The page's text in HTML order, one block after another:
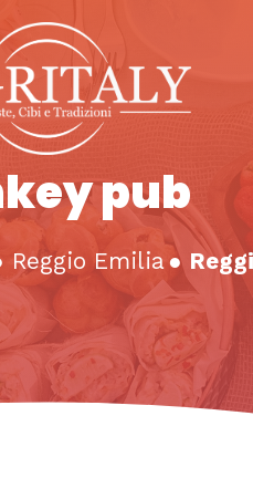
pub
Reggio Emilia●